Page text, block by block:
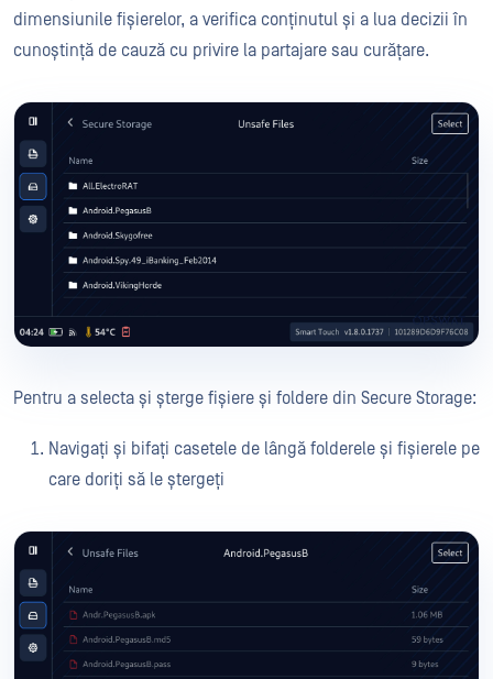
dimensiunile fișierelor, a verifica conținutul și a lua decizii în
cunoștință de cauză cu privire la partajare sau curățare.
Pentru a selecta și șterge fișiere și foldere din Secure Storage:
Navigați și bifați casetele de lângă folderele și fișierele pe
care doriți să le ștergeți